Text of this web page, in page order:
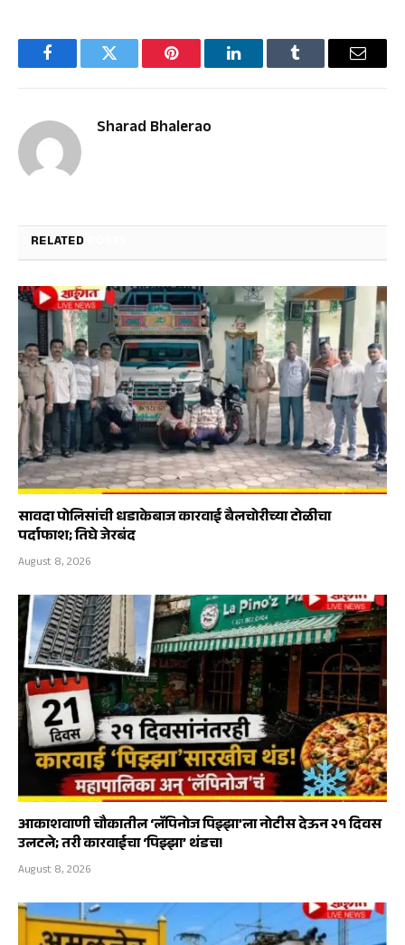
FacebookTwitter Pinterest LinkedInTumblr Email
Sharad Bhalerao
RELATED
सावदा पोलिसांची धडाकेबाज कारवाई बैलचोरीच्या टोळीचा
पर्दाफाश; तिघे जेरबंद
August 8, 2026
आकाशवाणी चौकातील ‘लॅपिनोज पिझ्झा’ला नोटीस देऊन २१ दिवस
उलटले; तरी कारवाईचा ‘पिझ्झा’ थंडच!
August 8, 2026